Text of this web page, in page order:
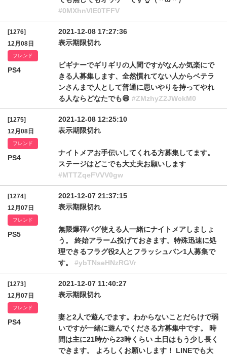
#0MXhnVlE0TFFV
[1276]
12月08日
フレンド
PS4
2021-12-08 17:27:36
表示期限切れ
ビギナーでギリギリの人間ですがなんか気楽にで
きる人募集します、全然慣れてない人からベテラ
ンさんまで人として普通に思いやりを持ってやれ
る人ならどなたでも😄 #ZMzhyZ2JWckM0
[1275]
12月08日
フレンド
PS4
2021-12-08 12:25:10
表示期限切れ
ナイトメアお手伝いしてくれる方募集してます。
ステージはどこでも大丈夫お願いします
#MTTZqeFVVV0gw
[1274]
12月07日
フレンド
PS5
2021-12-07 21:37:15
表示期限切れ
無限爆弾バグ使える人一緒にナイトメアしましょ
う。 終始アラーム投げておきます。特殊迅速に処
理できるフラグ役2人とフラッシュバン1人募集で
す。 #ybTNseHNzRGVr
[1273]
12月07日
フレンド
PS4
2021-12-07 11:40:27
表示期限切れ
妻と2人で遊んでます。わからないことだらけで弱
いですが一緒に遊んでくださる方募集中です。 時
間は主に21時から23時くらい 土日はもう少し長く
できます。 よろしくお願いします！ LINEでも大